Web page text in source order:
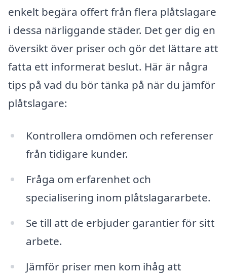
enkelt begära offert från flera plåtslagare
i dessa närliggande städer. Det ger dig en
översikt över priser och gör det lättare att
fatta ett informerat beslut. Här är några
tips på vad du bör tänka på när du jämför
plåtslagare:
Kontrollera omdömen och referenser
från tidigare kunder.
Fråga om erfarenhet och
specialisering inom plåtslagararbete.
Se till att de erbjuder garantier för sitt
arbete.
Jämför priser men kom ihåg att